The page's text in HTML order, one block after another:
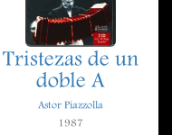
Tristezas de un
doble A
Astor Piazzolla
1987